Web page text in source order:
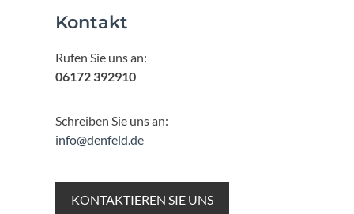
Kontakt
Rufen Sie uns an:
06172 392910
Schreiben Sie uns an:
info@denfeld.de
KONTAKTIEREN SIE UNS